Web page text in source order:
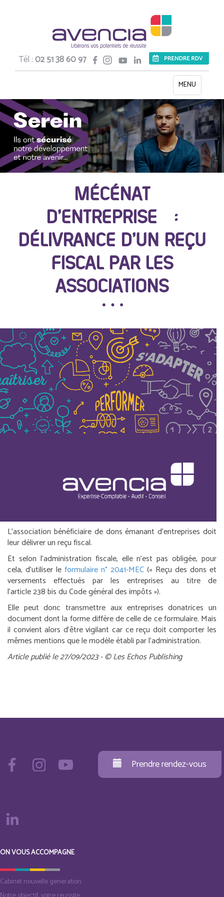
Tél :02 51 38 60 97
Toggle
navigation
MENU
MÉCÉNAT
D’ENTREPRISE :
DÉLIVRANCE D’UN REÇU
FISCAL PAR LES
ASSOCIATIONS
L’association bénéficiaire de dons émanant d’entreprises doit
leur délivrer un reçu fiscal.
Et selon l’administration fiscale, elle n’est pas obligée, pour
cela, d’utiliser le formulaire n° 2041-MEC (« Reçu des dons et
versements effectués par les entreprises au titre de
l’article 238 bis du Code général des impôts »).
Elle peut donc transmettre aux entreprises donatrices un
document dont la forme diffère de celle de ce formulaire. Mais
il convient alors d’être vigilant car ce reçu doit comporter les
mêmes mentions que le modèle établi par l’administration.
Article publié le 27/09/2023 - © Les Echos Publishing
Prendre rendez-vous
ON VOUS ACCOMPAGNE
Cabinet nouvelle generation